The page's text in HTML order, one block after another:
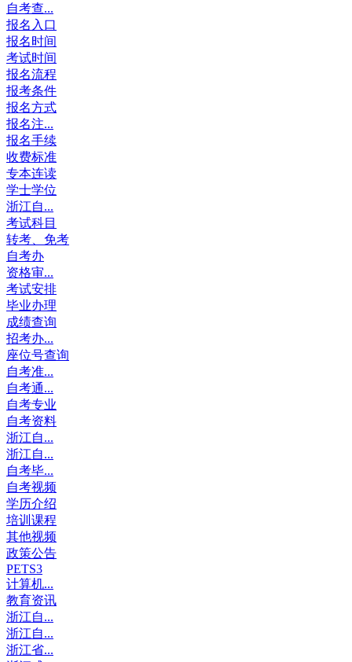
自考查...
报名入口
报名时间
考试时间
报名流程
报考条件
报名方式
报名注...
报名手续
收费标准
专本连读
学士学位
浙江自...
考试科目
转考、免考
自考办
资格审...
考试安排
毕业办理
成绩查询
招考办...
座位号查询
自考准...
自考通...
自考专业
自考资料
浙江自...
浙江自...
自考毕...
自考视频
学历介绍
培训课程
其他视频
政策公告
PETS3
计算机...
教育资讯
浙江自...
浙江自...
浙江省...